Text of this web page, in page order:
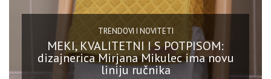
TRENDOVI I NOVITETI
MEKI, KVALITETNI I S POTPISOM:
dizajnerica Mirjana Mikulec ima novu
liniju ručnika